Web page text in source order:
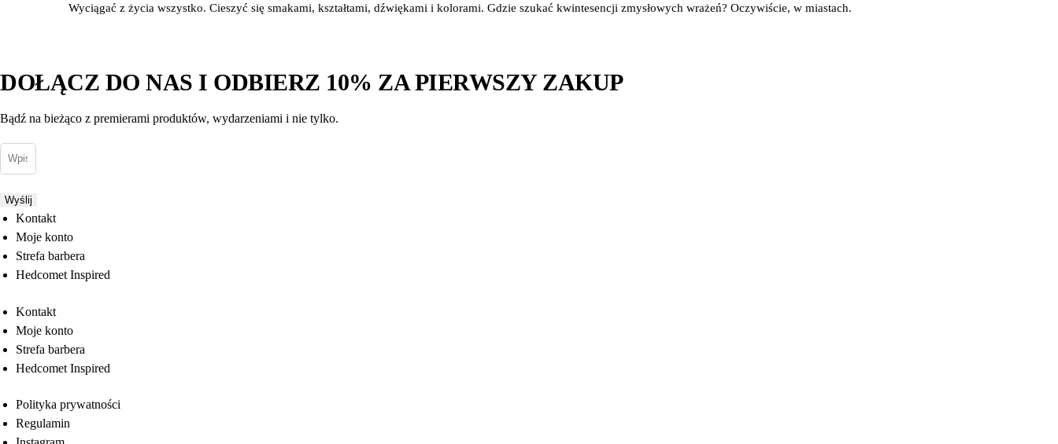
Wyciągać z życia wszystko. Cieszyć się smakami, kształtami, dźwiękami i kolorami. Gdzie szukać kwintesencji zmysłowych wrażeń? Oczywiście, w miastach.
DOŁĄCZ DO NAS I ODBIERZ 10% ZA PIERWSZY ZAKUP
Bądź na bieżąco z premierami produktów, wydarzeniami i nie tylko.
Wyślij
Kontakt
Moje konto
Strefa barbera
Hedcomet Inspired
Kontakt
Moje konto
Strefa barbera
Hedcomet Inspired
Polityka prywatności
Regulamin